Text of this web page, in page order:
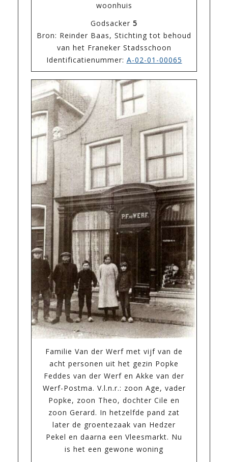
woonhuis
Godsacker 5
Bron: Reinder Baas, Stichting tot behoud
van het Franeker Stadsschoon
Identificatienummer: A-02-01-00065
Familie Van der Werf met vijf van de
acht personen uit het gezin Popke
Feddes van der Werf en Akke van der
Werf-Postma. V.l.n.r.: zoon Age, vader
Popke, zoon Theo, dochter Cile en
zoon Gerard. In hetzelfde pand zat
later de groentezaak van Hedzer
Pekel en daarna een Vleesmarkt. Nu
is het een gewone woning